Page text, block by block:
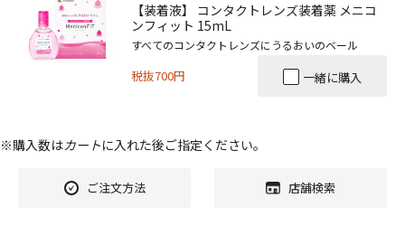
【装着液】 コンタクトレンズ装着薬 メニコ
ンフィット 15mL
すべてのコンタクトレンズにうるおいのベール
税抜700円 一緒に購入
※購入数はカートに入れた後ご指定ください。
ご注文方法 店舗検索